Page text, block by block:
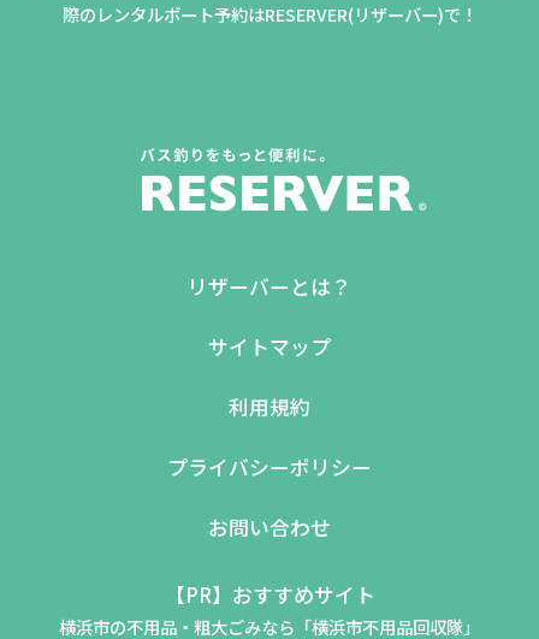
際のレンタルボート予約はRESERVER(リザーバー)で！
リザーバーとは？
サイトマップ
利用規約
プライバシーポリシー
お問い合わせ
【PR】おすすめサイト
横浜市の不用品・粗大ごみなら「横浜市不用品回収隊」